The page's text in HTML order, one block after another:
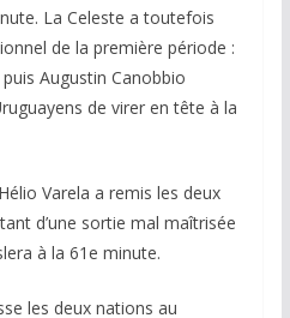
La Celeste a toutefois
de la première période :
Augustin Canobbio
de virer en tête à la
Varela a remis les deux
d’une sortie mal maîtrisée
à la 61e minute.
les deux nations au